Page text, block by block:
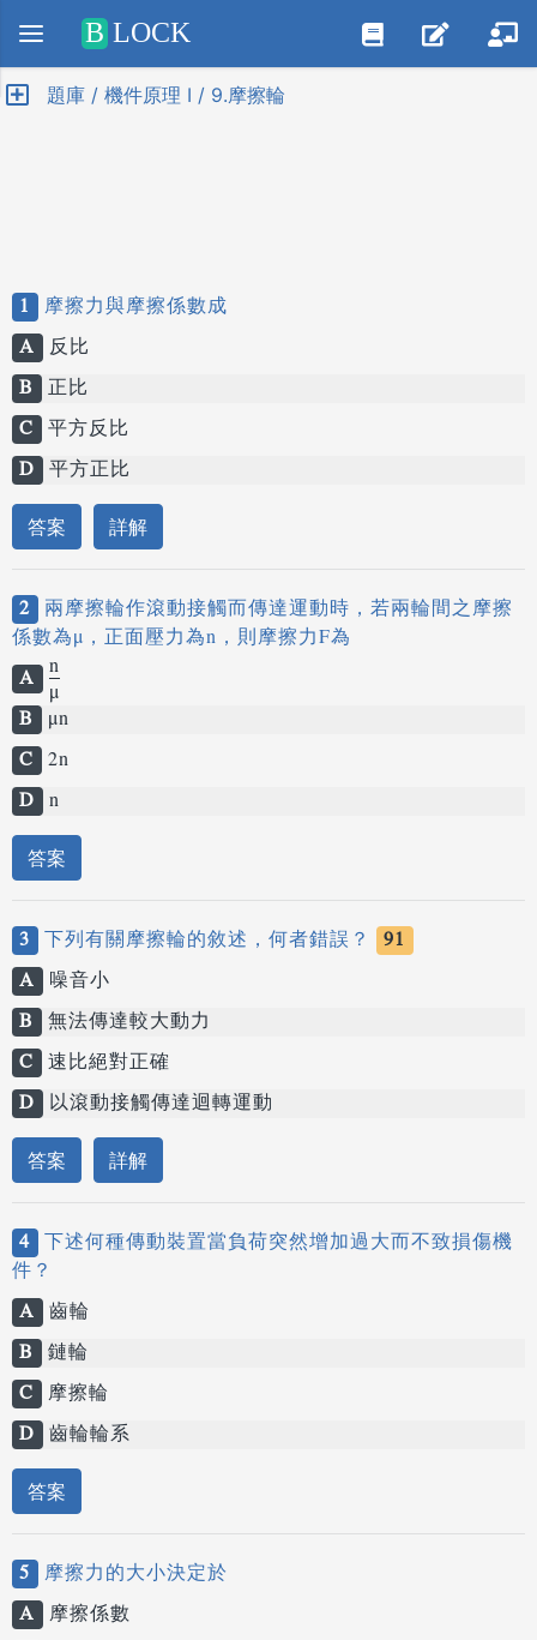
Positive SSL
B LOCK
題庫 / 機件原理 I / 9.摩擦輪
1 摩擦力與摩擦係數成
A 反比
B 正比
C 平方反比
D 平方正比
答案 詳解
2 兩摩擦輪作滾動接觸而傳達運動時，若兩輪間之摩擦
係數為μ，正面壓力為n，則摩擦力F為
A n
μ
B
μn
C 2n
D n
答案
3 下列有關摩擦輪的敘述，何者錯誤？
91
A 噪音小
B 無法傳達較大動力
C 速比絕對正確
D 以滾動接觸傳達迴轉運動
答案 詳解
4 下述何種傳動裝置當負荷突然增加過大而不致損傷機
件？
A 齒輪
B 鏈輪
C 摩擦輪
D 齒輪輪系
答案
5 摩擦力的大小決定於
A 摩擦係數